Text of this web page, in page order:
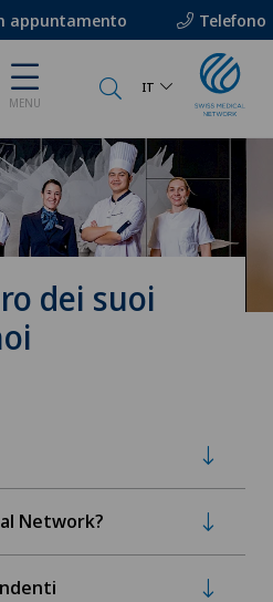
appuntamento Telefono
MENU
IT
dei suoi
Network?